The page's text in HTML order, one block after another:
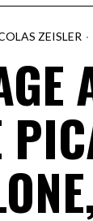
ZEISLER